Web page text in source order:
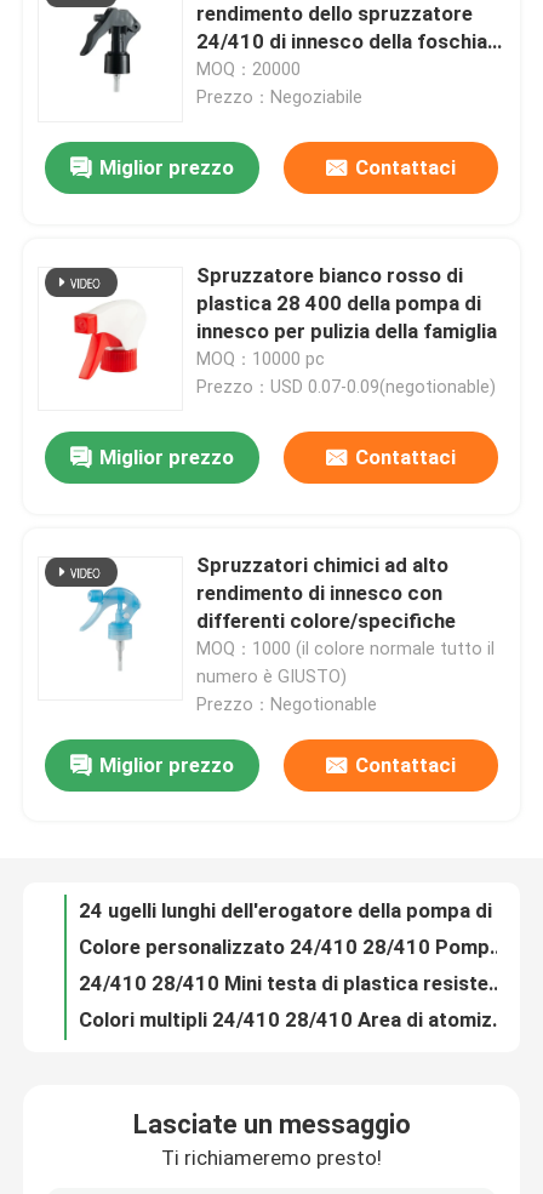
Casa
Prodotti
Giro della fabbrica
Contattici
Notizie
rendimento dello spruzzatore
24/410 di innesco della foschia
per pulizia del vetro/giardino
MOQ：20000
Prezzo：Negoziabile
Miglior prezzo Contattaci
Spruzzatore bianco rosso di
plastica 28 400 della pompa di
innesco per pulizia della famiglia
MOQ：10000 pc
Prezzo：USD 0.07-0.09(negotionable)
Miglior prezzo Contattaci
Spruzzatori chimici ad alto
rendimento di innesco con
differenti colore/specifiche
MOQ：1000 (il colore normale tutto il
numero è GIUSTO)
Prezzo：Negotionable
Miglior prezzo Contattaci
Dei pp della mano dello spruzzatore di plastica di innesco di innesco dello spruzzatore caduta resistente all'acido non
24/410 28/410 Mini testa di plastica resistente pompa di spruzzatore per la bottiglia nel giardino della cucina
Colori multipli 24/410 28/410 Area di atomizzazione grande Bottiglie di nebbia di plastica Spruzzatore di trigger per bottiglie
Colore personalizzato 24/410 28/410 Spruzzatore di accensione in plastica per il lavaggio delle bottiglie
Lasciate un messaggio
Ti richiameremo presto!